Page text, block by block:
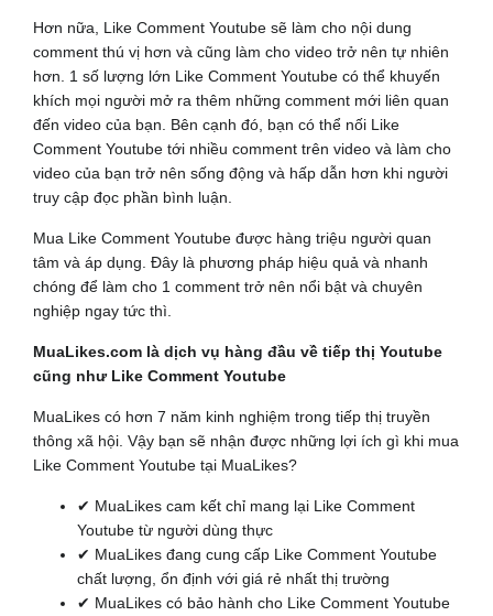
Hơn nữa, Like Comment Youtube sẽ làm cho nội dung
comment thú vị hơn và cũng làm cho video trở nên tự nhiên
hơn. 1 số lượng lớn Like Comment Youtube có thể khuyến
khích mọi người mở ra thêm những comment mới liên quan
đến video của bạn. Bên cạnh đó, bạn có thể nối Like
Comment Youtube tới nhiều comment trên video và làm cho
video của bạn trở nên sống động và hấp dẫn hơn khi người
truy cập đọc phần bình luận.
Mua Like Comment Youtube được hàng triệu người quan
tâm và áp dụng. Đây là phương pháp hiệu quả và nhanh
chóng để làm cho 1 comment trở nên nổi bật và chuyên
nghiệp ngay tức thì.
MuaLikes.com là dịch vụ hàng đầu về tiếp thị Youtube
cũng như Like Comment Youtube
MuaLikes có hơn 7 năm kinh nghiệm trong tiếp thị truyền
thông xã hội. Vậy bạn sẽ nhận được những lợi ích gì khi mua
Like Comment Youtube tại MuaLikes?
✔ MuaLikes cam kết chỉ mang lại Like Comment
Youtube từ người dùng thực
✔ MuaLikes đang cung cấp Like Comment Youtube
chất lượng, ổn định với giá rẻ nhất thị trường
✔ MuaLikes có bảo hành cho Like Comment Youtube